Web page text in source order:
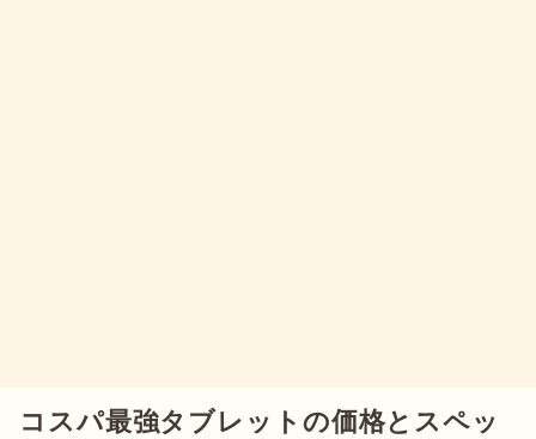
コスパ最強タブレットの価格とスペッ